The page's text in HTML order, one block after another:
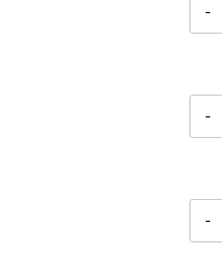
-
-
-